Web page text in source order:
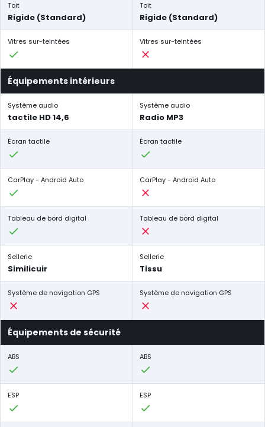
Toit
Rigide (Standard)
Toit
Rigide (Standard)
Vitres sur-teintées Vitres sur-teintées
Équipements intérieurs
Système audio
tactile HD 14,6
Système audio
Radio MP3
Écran tactile Écran tactile
CarPlay - Android Auto CarPlay - Android Auto
Tableau de bord digital Tableau de bord digital
Sellerie
Similicuir
Sellerie
Tissu
Système de navigation GPS Système de navigation GPS
Équipements de sécurité
ABS ABS
ESP ESP